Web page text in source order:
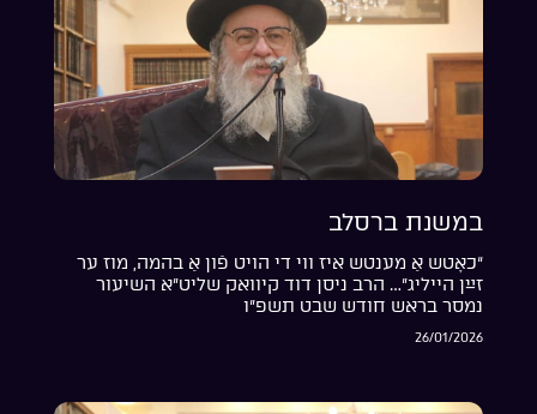
במשנת ברסלב
“כאָטש אַ מענטש איז ווי די הויט פֿון אַ בהמה, מוז ער
זײַן הייליג”… הרב ניסן דוד קיוואק שליט”א השיעור
נמסר בראש חודש שבט תשפ”ו
26/01/2026